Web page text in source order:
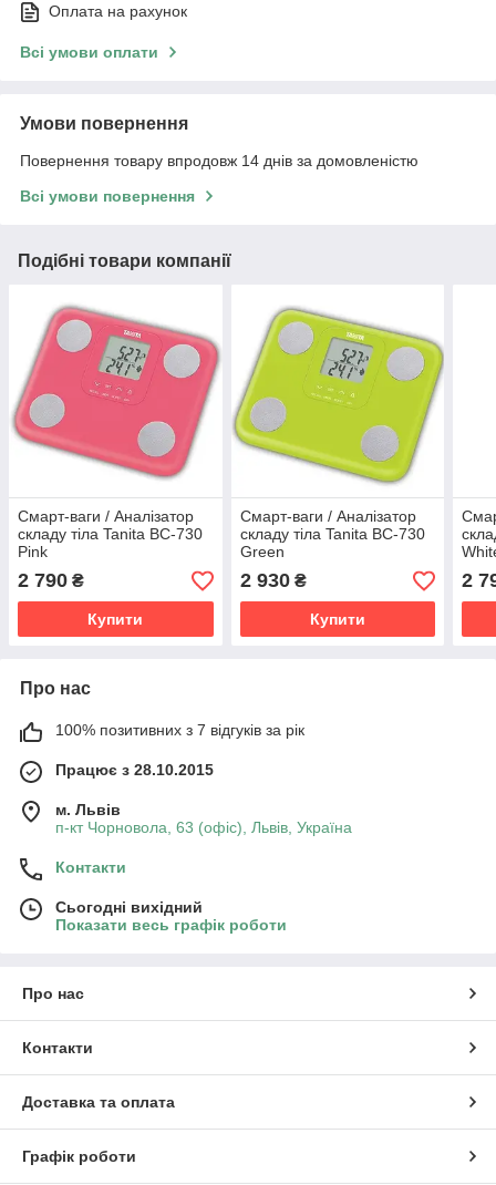
Оплата на рахунок
Всі умови оплати
Умови повернення
Повернення товару впродовж 14 днів за домовленістю
Всі умови повернення
Подібні товари компанії
Смарт-ваги / Аналізатор
складу тіла Tanita BC-730
Pink
2 790 ₴
Купити
Смарт-ваги / Аналізатор
складу тіла Tanita BC-730
Green
2 930₴
Купити
2
Про нас
100% позитивних з 7 відгуків за рік
Працює з 28.10.2015
м. Львів
п-кт Чорновола, 63 (офіс), Львів, Україна
Контакти
Сьогодні вихідний
Показати весь графік роботи
Про нас
Контакти
Доставка та оплата
Графік роботи